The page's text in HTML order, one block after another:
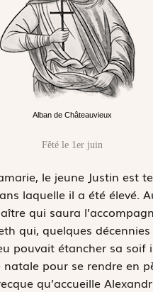
Alban de Châteauvieux
Fêté le 1er juin
le jeune Justin est
laquelle il a été élevé.
qui saura
qui, quelques
pouvait étancher sa soif
pour se rendre en
qu’accueille